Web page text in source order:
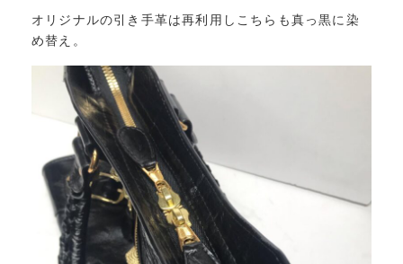
オリジナルの引き手革は再利用しこちらも真っ黒に染
め替え。